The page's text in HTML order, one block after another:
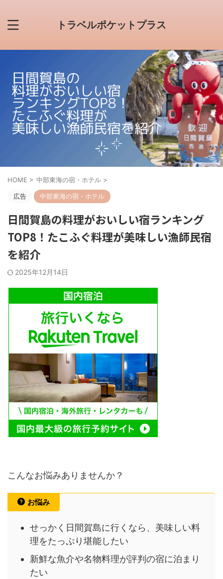
トラベルポケットプラス
HOME > 中部東海の宿・ホテル >
広告 中部東海の宿・ホテル
日間賀島の料理がおいしい宿ランキング
TOP8！たこふぐ料理が美味しい漁師民宿
を紹介
2025年12月14日
こんなお悩みありませんか？
お悩み
せっかく日間賀島に行くなら、美味しい料
理をたっぷり堪能したい
新鮮な魚介や名物料理が評判の宿に泊まり
たい